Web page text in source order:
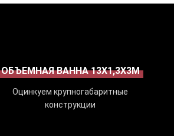
ОБЪЕМНАЯ ВАННА 13Х1,3Х3М
Оцинкуем крупногабаритные
конструкции